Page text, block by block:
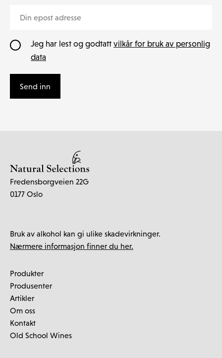
Jeg har lest og godtatt vilkår for bruk av personlig
data
Send inn
Fredensborgveien 22G
0177 Oslo
Bruk av alkohol kan gi ulike skadevirkninger.
Nærmere informasjon finner du her.
Produkter
Produsenter
Artikler
Om oss
Kontakt
Old School Wines